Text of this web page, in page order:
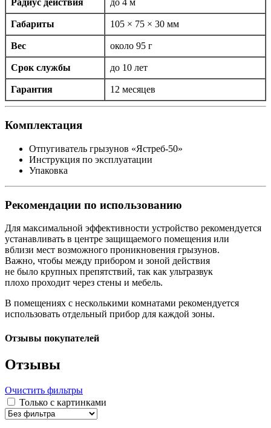
Радиус действия до 4 м
Габариты 105 × 75 × 30 мм
Вес около 95 г
Срок службы до 10 лет
Гарантия 12 месяцев
Комплектация
Отпугиватель грызунов «Ястреб-50»
Инструкция по эксплуатации
Упаковка
Рекомендации по использованию
Для максимальной эффективности устройство рекомендуется
устанавливать в центре защищаемого помещения или
вблизи мест возможного проникновения грызунов.
Важно, чтобы между прибором и зоной действия
не было крупных препятствий, так как ультразвук
плохо проходит через стены и мебель.
В помещениях с несколькими комнатами рекомендуется
использовать отдельный прибор для каждой зоны.
Отзывы покупателей
Отзывы
Очистить фильтры
Только с картинками